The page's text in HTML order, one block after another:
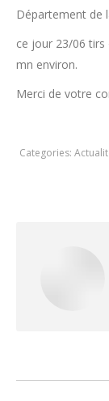
Département de
ce jour 23/06 tirs
mn environ.
Merci de votre
Categories: